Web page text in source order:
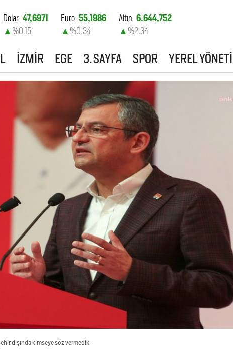
Dolar 47,6971
▲ %0.15
Euro 55,1986
▲ %0.34
Altın 6.644,752
▲ %2.34
%-0.14
İZMİR EGE 3. SAYFA SPOR YEREL
dışında kimseye söz vermedik